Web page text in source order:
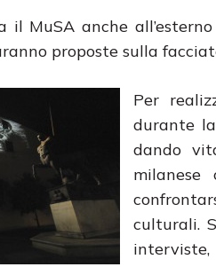
il MuSA anche
proposte sulla
Per
durante
dando
culturali.